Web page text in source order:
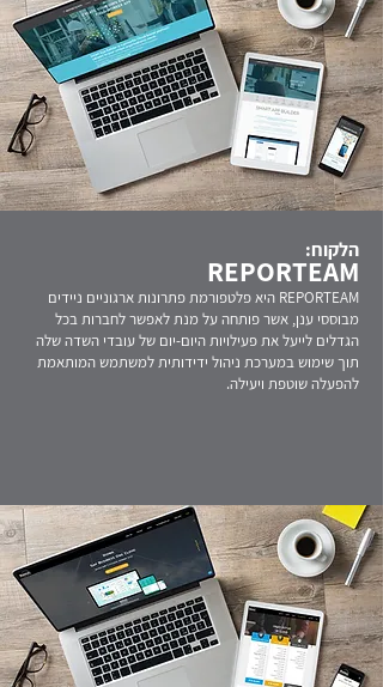
הלקוח:
REPORTEAM
REPORTEAM היא פלטפורמת פתרונות ארגוניים ניידים
מבוססי ענן, אשר פותחה על מנת לאפשר לחברות בכל
הגדלים לייעל את פעילויות היום-יום של עובדי השדה שלה
תוך שימוש במערכת ניהול ידידותית למשתמש המותאמת
להפעלה שוטפת ויעילה.